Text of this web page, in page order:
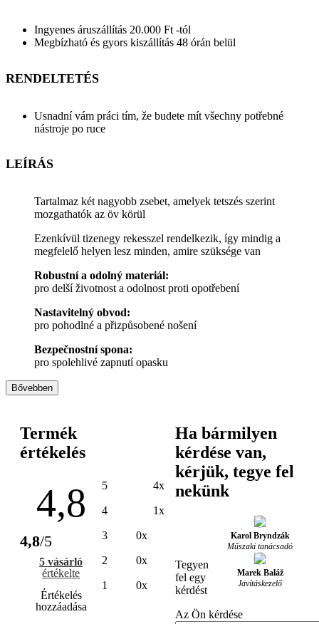
Ingyenes áruszállítás 20.000 Ft -tól
Megbízható és gyors kiszállítás 48 órán belül
RENDELTETÉS
Usnadní vám práci tím, že budete mít všechny potřebné
nástroje po ruce
LEÍRÁS
Tartalmaz két nagyobb zsebet, amelyek tetszés szerint
mozgathatók az öv körül
Ezenkívül tizenegy rekesszel rendelkezik, így mindig a
megfelelő helyen lesz minden, amire szüksége van
Robustní a odolný materiál:
pro delší životnost a odolnost proti opotřebení
Nastavitelný obvod:
pro pohodlné a přizpůsobené nošení
Bezpečnostní spona:
pro spolehlivé zapnutí opasku
Bővebben
Termék
értékelés
4,8
4,8/5
5 vásárló
értékelte
Értékelés
hozzáadása
5 4x
4 1x
3 0x
2 0x
1 0x
Ha bármilyen
kérdése van,
kérjük, tegye fel
nekünk
Karol Bryndzák
Műszaki tanácsadó
Marek Baláž
Javításkezelő
Tegyen
fel egy
kérdést
Az Ön kérdése